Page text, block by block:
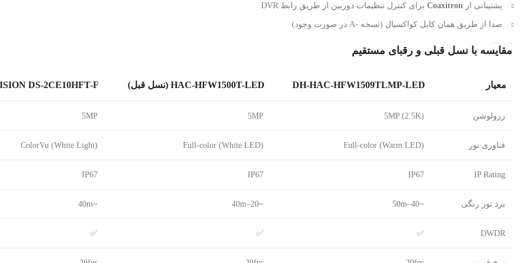
پشتیبانی از Coaxitron برای کنترل تنظیمات دوربین از طریق رابط DVR
صدا از طریق همان کابل کواکسیال (نسخه -A در صورت وجود)
مقایسه با نسل قبلی و رقبای مستقیم
معیار DH-HAC-HFW1509TLMP-LED HAC-HFW1500T-LED (نسل قبل) DS-2CE10HFT-F
رزولوشن 5MP (2.5K)
5MP
5MP
فناوری نور Full-color (Warm LED)
Full-color (White LED)
ColorVu (White Light)
IP Rating
IP67
IP67
IP67
برد نور رنگی ~40–50m
~20–40m
~40m
DWDR
✅
✅
✅